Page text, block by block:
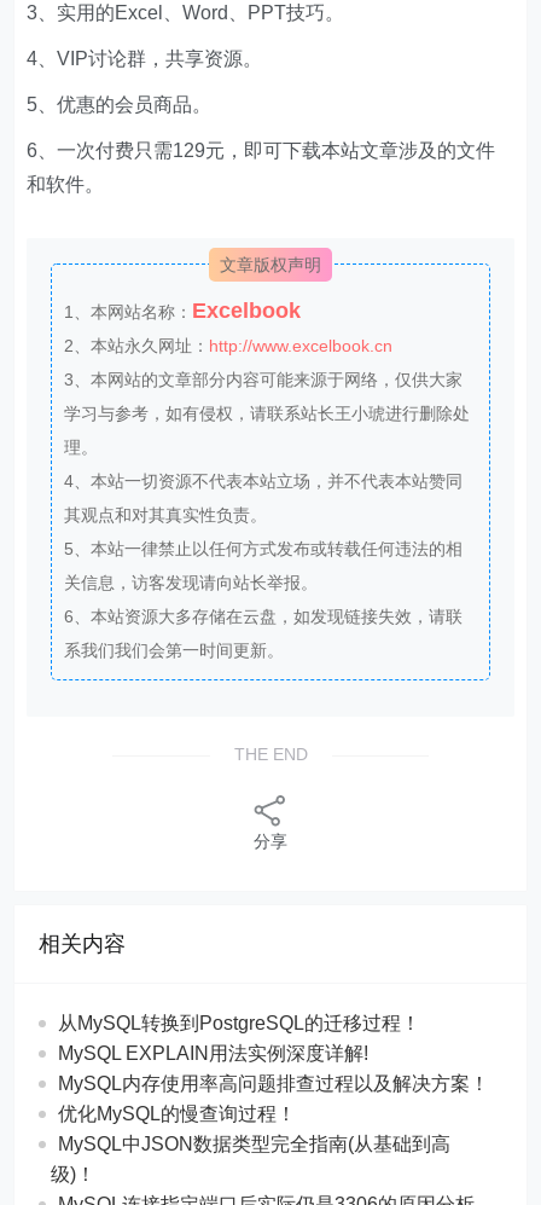
3、实用的Excel、Word、PPT技巧。
4、VIP讨论群，共享资源。
5、优惠的会员商品。
6、一次付费只需129元，即可下载本站文章涉及的文件
和软件。
文章版权声明
1、本网站名称： Excelbook
2、本站永久网址： http://www.excelbook.cn
3、本网站的文章部分内容可能来源于网络，仅供大家
学习与参考，如有侵权，请联系站长王小琥进行删除处
理。
4、本站一切资源不代表本站立场，并不代表本站赞同
其观点和对其真实性负责。
5、本站一律禁止以任何方式发布或转载任何违法的相
关信息，访客发现请向站长举报。
6、本站资源大多存储在云盘，如发现链接失效，请联
系我们我们会第一时间更新。
THE END
分享
相关内容
从MySQL转换到PostgreSQL的迁移过程！
MySQL EXPLAIN用法实例深度详解!
MySQL内存使用率高问题排查过程以及解决方案！
优化MySQL的慢查询过程！
MySQL中JSON数据类型完全指南(从基础到高
级)！